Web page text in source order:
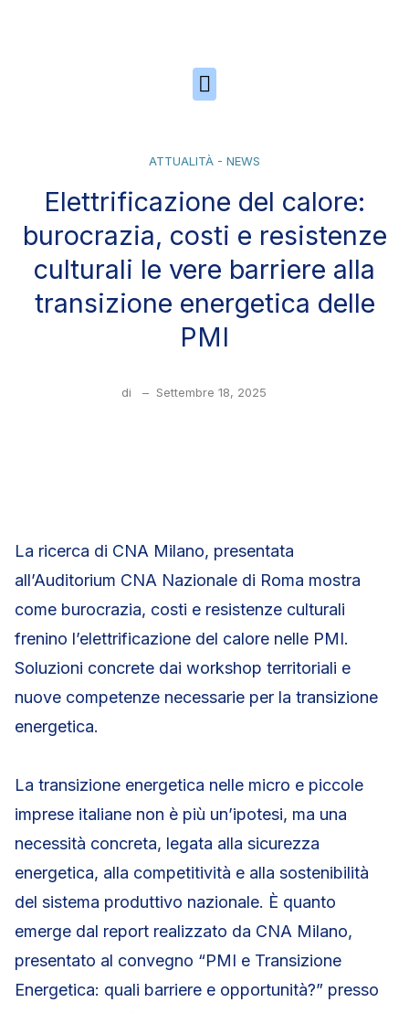
ATTUALITÀ - NEWS
Elettrificazione del calore:
burocrazia, costi e resistenze
culturali le vere barriere alla
transizione energetica delle
PMI
di – Settembre 18, 2025
La ricerca di CNA Milano, presentata
all’Auditorium CNA Nazionale di Roma mostra
come burocrazia, costi e resistenze culturali
frenino l’elettrificazione del calore nelle PMI.
Soluzioni concrete dai workshop territoriali e
nuove competenze necessarie per la transizione
energetica.
La transizione energetica nelle micro e piccole
imprese italiane non è più un’ipotesi, ma una
necessità concreta, legata alla sicurezza
energetica, alla competitività e alla sostenibilità
del sistema produttivo nazionale. È quanto
emerge dal report realizzato da CNA Milano,
presentato al convegno “PMI e Transizione
Energetica: quali barriere e opportunità?” presso